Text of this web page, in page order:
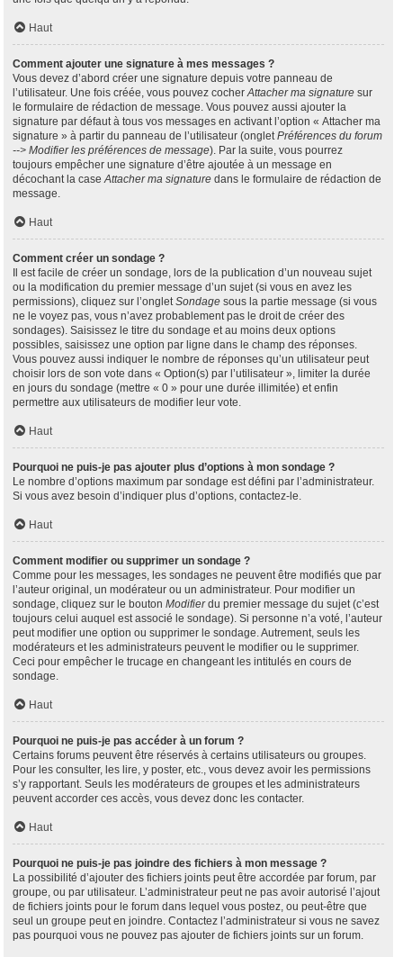
Haut
Comment ajouter une signature à mes messages ?
Vous devez d’abord créer une signature depuis votre panneau de
l’utilisateur. Une fois créée, vous pouvez cocherAttacher ma signature sur
le formulaire de rédaction de message. Vous pouvez aussi ajouter la
signature par défaut à tous vos messages en activant l’option « Attacher ma
signature » à partir du panneau de l’utilisateur (ongletPréférences du forum
--> Modifier les préférences de message). Par la suite, vous pourrez
toujours empêcher une signature d’être ajoutée à un message en
décochant la caseAttacher ma signature dans le formulaire de rédaction de
message.
Haut
Comment créer un sondage ?
Il est facile de créer un sondage, lors de la publication d’un nouveau sujet
ou la modification du premier message d’un sujet (si vous en avez les
permissions), cliquez sur l’ongletSondage sous la partie message (si vous
ne le voyez pas, vous n’avez probablement pas le droit de créer des
sondages). Saisissez le titre du sondage et au moins deux options
possibles, saisissez une option par ligne dans le champ des réponses.
Vous pouvez aussi indiquer le nombre de réponses qu’un utilisateur peut
choisir lors de son vote dans « Option(s) par l’utilisateur », limiter la durée
en jours du sondage (mettre « 0 » pour une durée illimitée) et enfin
permettre aux utilisateurs de modifier leur vote.
Haut
Pourquoi ne puis-je pas ajouter plus d’options à mon sondage ?
Le nombre d’options maximum par sondage est défini par l’administrateur.
Si vous avez besoin d’indiquer plus d’options, contactez-le.
Haut
Comment modifier ou supprimer un sondage ?
Comme pour les messages, les sondages ne peuvent être modifiés que par
l’auteur original, un modérateur ou un administrateur. Pour modifier un
sondage, cliquez sur le bouton Modifierdu premier message du sujet (c’est
toujours celui auquel est associé le sondage). Si personne n’a voté, l’auteur
peut modifier une option ou supprimer le sondage. Autrement, seuls les
modérateurs et les administrateurs peuvent le modifier ou le supprimer.
Ceci pour empêcher le trucage en changeant les intitulés en cours de
sondage.
Haut
Pourquoi ne puis-je pas accéder à un forum ?
Certains forums peuvent être réservés à certains utilisateurs ou groupes.
Pour les consulter, les lire, y poster, etc., vous devez avoir les permissions
s’y rapportant. Seuls les modérateurs de groupes et les administrateurs
peuvent accorder ces accès, vous devez donc les contacter.
Haut
Pourquoi ne puis-je pas joindre des fichiers à mon message ?
La possibilité d’ajouter des fichiers joints peut être accordée par forum, par
groupe, ou par utilisateur. L’administrateur peut ne pas avoir autorisé l’ajout
de fichiers joints pour le forum dans lequel vous postez, ou peut-être que
seul un groupe peut en joindre. Contactez l’administrateur si vous ne savez
pas pourquoi vous ne pouvez pas ajouter de fichiers joints sur un forum.